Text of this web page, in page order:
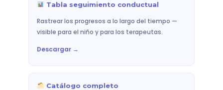
Tabla seguimiento conductual
Rastrear los progresos a lo largo del tiempo —
visible para el niño y para los terapeutas.
Descargar →
Catálogo completo